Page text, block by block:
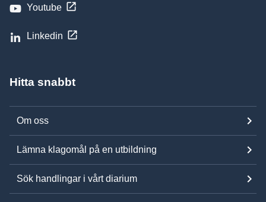
Youtube
Linkedin
Hitta snabbt
Om oss
Lämna klagomål på en utbildning
Sök handlingar i vårt diarium